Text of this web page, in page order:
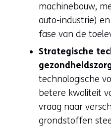
machinebouw,
auto-industrie)
fase van de
Strategische
technologische
betere kwaliteit
vraag naar
grondstoffen